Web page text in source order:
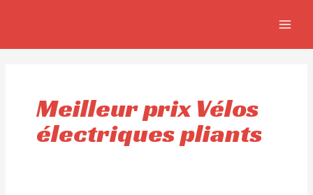
Meilleur prix Vélos
électriques pliants